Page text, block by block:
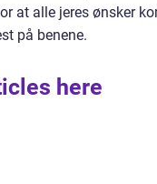
at alle jeres ønsker
på benene.
here